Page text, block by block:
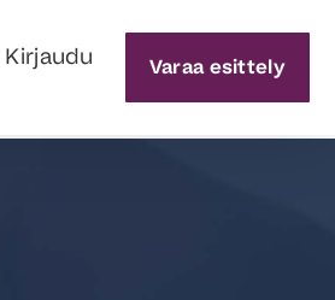
Kirjaudu Varaa esittely